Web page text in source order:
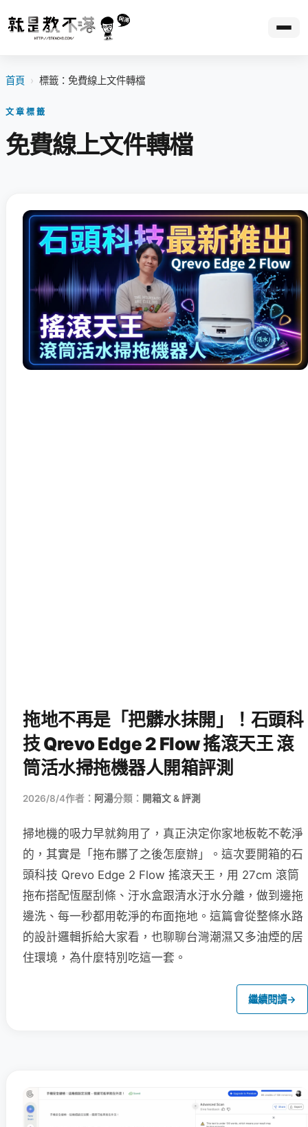
首頁 › 標籤：免費線上文件轉檔
文章標籤
免費線上文件轉檔
拖地不再是「把髒水抹開」！石頭科
技 Qrevo Edge 2 Flow 搖滾天王 滾
筒活水掃拖機器人開箱評測
2026/8/4作者： 阿湯分類： 開箱文 & 評測
掃地機的吸力早就夠用了，真正決定你家地板乾不乾淨
的，其實是「拖布髒了之後怎麼辦」。這次要開箱的石
頭科技 Qrevo Edge 2 Flow 搖滾天王，用 27cm 滾筒
拖布搭配恆壓刮條、汙水盒跟清水汙水分離，做到邊拖
邊洗、每一秒都用乾淨的布面拖地。這篇會從整條水路
的設計邏輯拆給大家看，也聊聊台灣潮濕又多油煙的居
住環境，為什麼特別吃這一套。
繼續閱讀→